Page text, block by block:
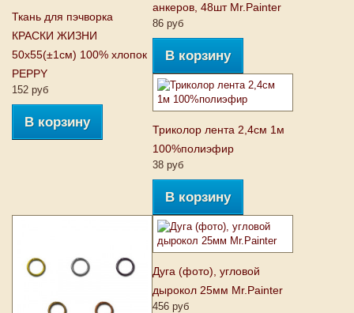
Ткань для пэчворка
КРАСКИ ЖИЗНИ
50х55(±1см) 100% хлопок
PEPPY
152 руб
В корзину
анкеров, 48шт Mr.Painter
86 руб
В корзину
Триколор лента 2,4см 1м
100%полиэфир
38 руб
В корзину
Дуга (фото), угловой
дырокол 25мм Mr.Painter
456 руб